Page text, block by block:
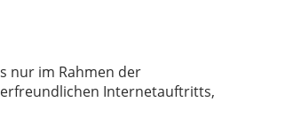
nur im Rahmen der
Internetauftritts,